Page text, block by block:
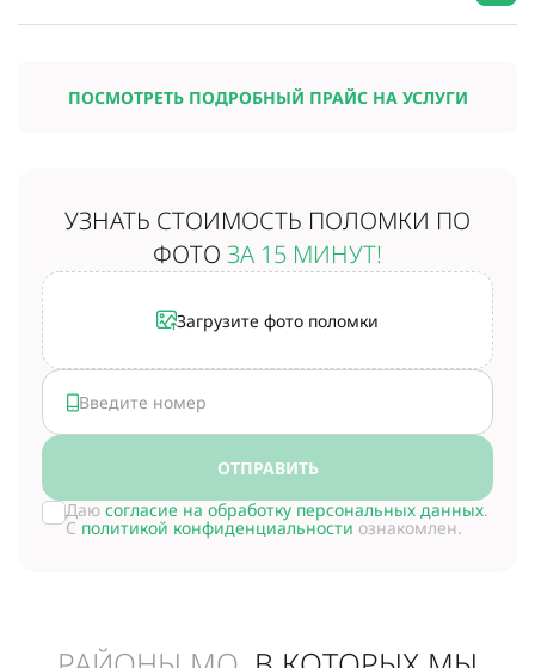
ПОСМОТРЕТЬ ПОДРОБНЫЙ ПРАЙС НА УСЛУГИ
УЗНАТЬ СТОИМОСТЬ ПОЛОМКИ ПО
ФОТО ЗА 15 МИНУТ!
Загрузите фото поломки
ОТПРАВИТЬ
Даю согласие на обработку персональных данных.
С политикой конфиденциальности ознакомлен.